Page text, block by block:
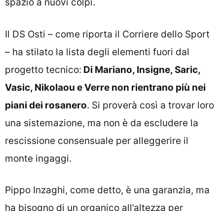
spazio a nuovi colpi.
Il DS Osti – come riporta il Corriere dello Sport
– ha stilato la lista degli elementi fuori dal
progetto tecnico: Di Mariano, Insigne, Saric,
Vasic, Nikolaou e Verre non rientrano più nei
piani dei rosanero. Si proverà così a trovar loro
una sistemazione, ma non è da escludere la
rescissione consensuale per alleggerire il
monte ingaggi.
Pippo Inzaghi, come detto, è una garanzia, ma
ha bisogno di un organico all’altezza per